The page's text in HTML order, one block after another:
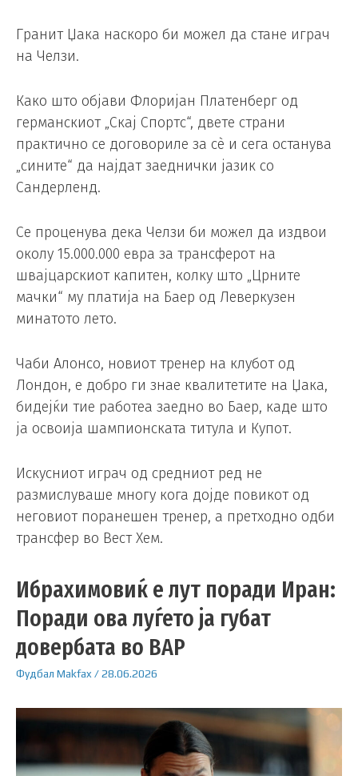
Гранит Џака наскоро би можел да стане играч
на Челзи.
Како што објави Флоријан Платенберг од
германскиот „Скај Спортс“, двете страни
практично се договориле за сè и сега останува
„сините“ да најдат заеднички јазик со
Сандерленд.
Се проценува дека Челзи би можел да издвои
околу 15.000.000 евра за трансферот на
швајцарскиот капитен, колку што „Црните
мачки“ му платија на Баер од Леверкузен
минатото лето.
Чаби Алонсо, новиот тренер на клубот од
Лондон, е добро ги знае квалитетите на Џака,
бидејќи тие работеа заедно во Баер, каде што
ја освоија шампионската титула и Купот.
Искусниот играч од средниот ред не
размислуваше многу кога дојде повикот од
неговиот поранешен тренер, а претходно одби
трансфер во Вест Хем.
Ибрахимовиќ е лут поради Иран:
Поради ова луѓето ја губат
довербата во ВАР
Фудбал Makfax/28.06.2026